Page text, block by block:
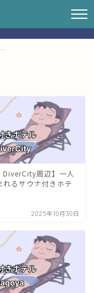
DiverCity周辺】一人
れるサウナ付きホテ
2025年10月30日